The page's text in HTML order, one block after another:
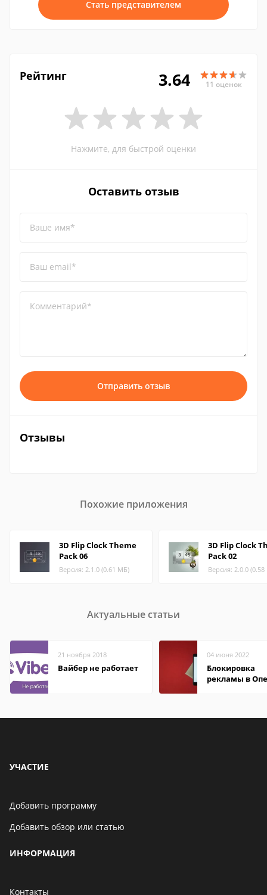
Стать представителем
Рейтинг 3.64 11 оценок
Нажмите, для быстрой оценки
Оставить отзыв
Ваше имя*
Ваш email*
Комментарий*
Отправить отзыв
Отзывы
Похожие приложения
3D Flip Clock Theme
Pack 06
Версия: 2.1.0 (0.61 МБ)
3D Flip Clock
Pack 02
Версия: 2.0.0
Актуальные статьи
21 ноября 2018
Вайбер не работает
04 июня 2022
Блокировка
рекламы в
УЧАСТИЕ
Добавить программу
Добавить обзор или статью
ИНФОРМАЦИЯ
Контакты